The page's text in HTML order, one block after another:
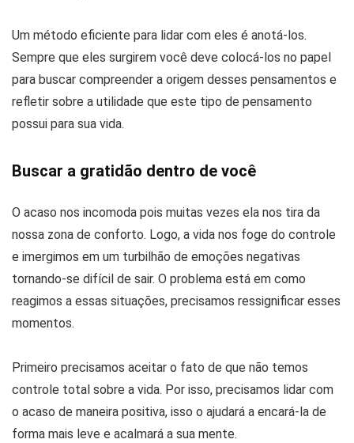
Um método eficiente para lidar com eles é anotá-los.
Sempre que eles surgirem você deve colocá-los no papel
para buscar compreender a origem desses pensamentos e
refletir sobre a utilidade que este tipo de pensamento
possui para sua vida.
Buscar a gratidão dentro de você
O acaso nos incomoda pois muitas vezes ela nos tira da
nossa zona de conforto. Logo, a vida nos foge do controle
e imergimos em um turbilhão de emoções negativas
tornando-se difícil de sair. O problema está em como
reagimos a essas situações, precisamos ressignificar esses
momentos.
Primeiro precisamos aceitar o fato de que não temos
controle total sobre a vida. Por isso, precisamos lidar com
o acaso de maneira positiva, isso o ajudará a encará-la de
forma mais leve e acalmará a sua mente.